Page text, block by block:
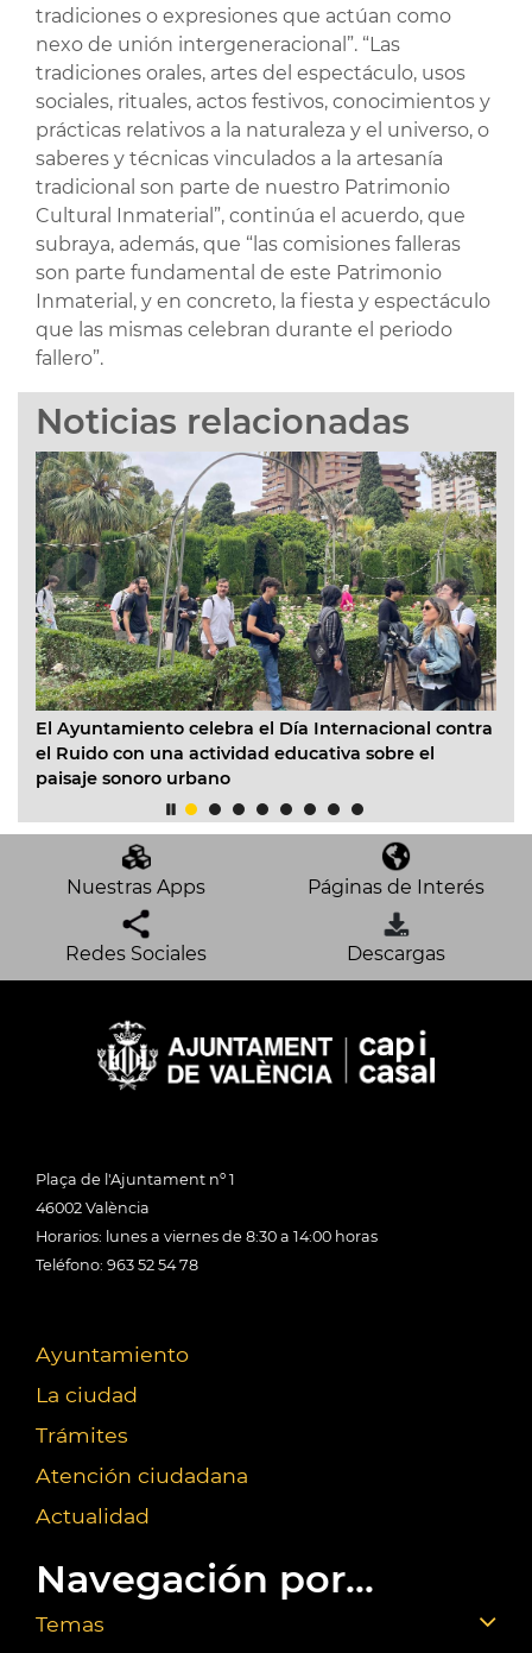
tradiciones o expresiones que actúan como
nexo de unión intergeneracional”. “Las
tradiciones orales, artes del espectáculo, usos
sociales, rituales, actos festivos, conocimientos y
prácticas relativos a la naturaleza y el universo, o
saberes y técnicas vinculados a la artesanía
tradicional son parte de nuestro Patrimonio
Cultural Inmaterial”, continúa el acuerdo, que
subraya, además, que “las comisiones falleras
son parte fundamental de este Patrimonio
Inmaterial, y en concreto, la fiesta y espectáculo
que las mismas celebran durante el periodo
fallero”.
Noticias relacionadas
El Ayuntamiento celebra el Día Internacional contra
el Ruido con una actividad educativa sobre el
paisaje sonoro urbano
Nuestras Apps Páginas de Interés
Redes Sociales Descargas
Plaça de l'Ajuntament nº 1
46002 València
Horarios: lunes a viernes de 8:30 a 14:00 horas
Teléfono: 963 52 54 78
Ayuntamiento
La ciudad
Trámites
Atención ciudadana
Actualidad
Navegación por...
Temas